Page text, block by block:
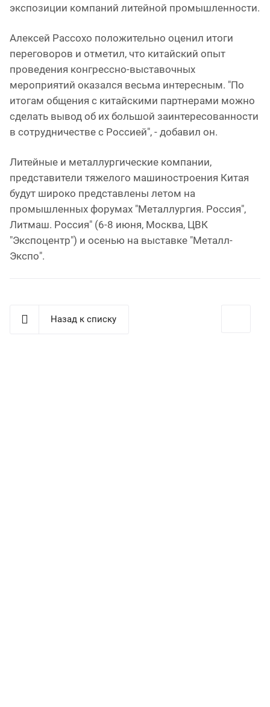
экспозиции компаний литейной промышленности.
Алексей Рассохо положительно оценил итоги
переговоров и отметил, что китайский опыт
проведения конгрессно-выставочных
мероприятий оказался весьма интересным. "По
итогам общения с китайскими партнерами можно
сделать вывод об их большой заинтересованности
в сотрудничестве с Россией", - добавил он.
Литейные и металлургические компании,
представители тяжелого машиностроения Китая
будут широко представлены летом на
промышленных форумах "Металлургия. Россия",
Литмаш. Россия" (6-8 июня, Москва, ЦВК
"Экспоцентр") и осенью на выставке "Металл-
Экспо".
Назад к списку